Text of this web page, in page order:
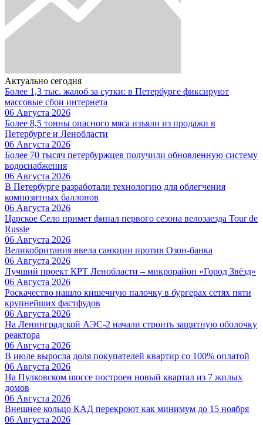
Актуально сегодня
Более 1,3 тыс. жалоб за сутки: в Петербурге фиксируют
массовые сбои интернета
06 Августа 2026
Более 8,5 тонны опасного мяса изъяли из продажи в
Петербурге и Ленобласти
06 Августа 2026
Более 70 тысяч петербуржцев получили обновленную систему
водоснабжения
06 Августа 2026
В Петербурге разработали технологию для облегчения
композитных баллонов
06 Августа 2026
Царское Село примет финал первого сезона велозаезда Tour de
Russie
06 Августа 2026
Великобритания ввела санкции против Озон-банка
06 Августа 2026
Лучший проект КРТ Ленобласти – микрорайон «Город Звёзд»
06 Августа 2026
Роскачество нашло кишечную палочку в бургерах сетях пяти
крупнейших фастфудов
06 Августа 2026
На Ленинградской АЭС-2 начали строить защитную оболочку
реактора
06 Августа 2026
В июле выросла доля покупателей квартир со 100% оплатой
06 Августа 2026
На Пулковском шоссе построен новый квартал из 7 жилых
домов
06 Августа 2026
Внешнее кольцо КАД перекроют как минимум до 15 ноября
06 Августа 2026